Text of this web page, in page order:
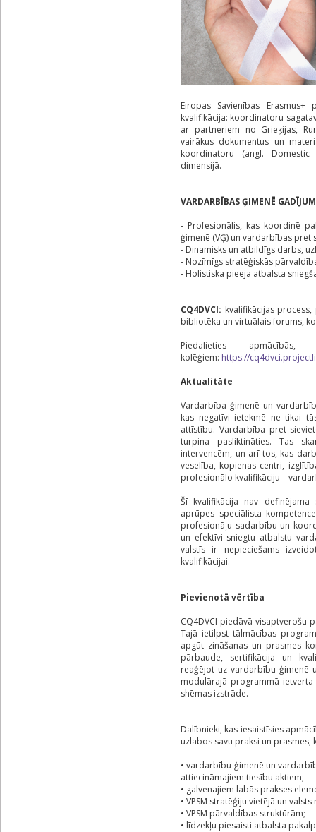
Eiropas Savienības Erasmus+
kvalifikācija: koordinatoru
ar partneriem no Grieķijas,
vairākus dokumentus un
koordinatoru (angl. Domestic
dimensijā.
VARDARBĪBAS ĢIMENĒ
- Profesionālis, kas koordinē
ģimenē (VĢ) un vardarbības pret
- Dinamisks un atbildīgs darbs,
- Nozīmīgs stratēģiskās
- Holistiska pieeja atbalsta
CQ4DVCI: kvalifikācijas
bibliotēka un virtuālais forums,
Piedalieties
kolēģiem: https://
Aktualitāte
Vardarbība ģimenē un
kas negatīvi ietekmē ne tikai
attīstību. Vardarbība pret
turpina pasliktināties. Tas
intervencēm, un arī tos, kas
veselība, kopienas centri,
profesionālo kvalifikāciju –
Šī kvalifikācija nav
aprūpes speciālista
profesionāļu sadarbību un
un efektīvi sniegtu atbalstu
valstīs ir nepieciešams
kvalifikācijai.
Pievienotā vērtība
CQ4DVCI piedāvā visaptverošu
Tajā ietilpst tālmācības
apgūt zināšanas un prasmes
pārbaude, sertifikācija un
reaģējot uz vardarbību ģimenē
modulārajā programmā
shēmas izstrāde.
Dalībnieki, kas iesaistīsies
uzlabos savu praksi un
• vardarbību ģimenē un
attiecināmajiem tiesību aktiem;
• galvenajiem labās prakses
• VPSM stratēģiju vietējā un
• VPSM pārvaldības struktūrām;
• līdzekļu piesaisti atbalsta